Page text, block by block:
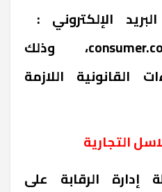
الإلكتروني :
، وذلك
القانونية اللازمة
التجارية
الرقابة على